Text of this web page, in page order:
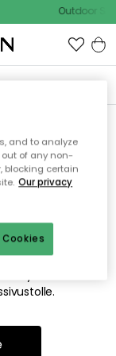
Outdoor
löydä
tai siitä, että se
mahdollisesti
and to analyze
of any non-
blocking certain
Our privacy